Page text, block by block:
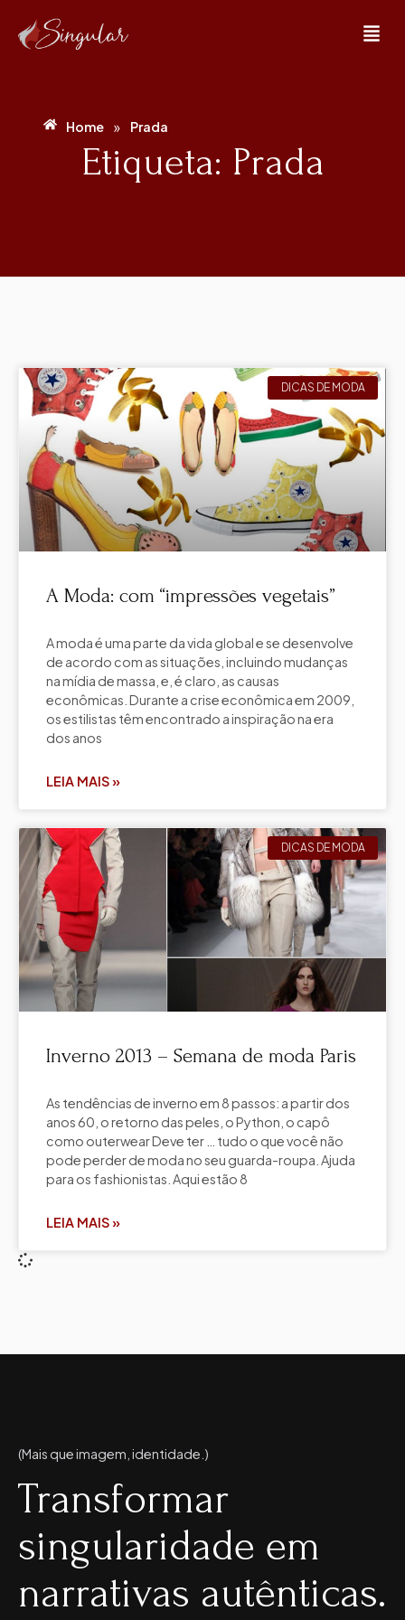
Home » Prada
Etiqueta: Prada
DICAS DE MODA
A Moda: com “impressões vegetais”
A moda é uma parte da vida global e se desenvolve
de acordo com as situações, incluindo mudanças
na mídia de massa, e, é claro, as causas
econômicas. Durante a crise econômica em 2009,
os estilistas têm encontrado a inspiração na era
dos anos
LEIA MAIS »
DICAS DE MODA
Inverno 2013 – Semana de moda Paris
As tendências de inverno em 8 passos: a partir dos
anos 60, o retorno das peles, o Python, o capô
como outerwear Deve ter … tudo o que você não
pode perder de moda no seu guarda-roupa. Ajuda
para os fashionistas. Aqui estão 8
LEIA MAIS »
(Mais que imagem, identidade.)
Transformar
singularidade em
narrativas autênticas.